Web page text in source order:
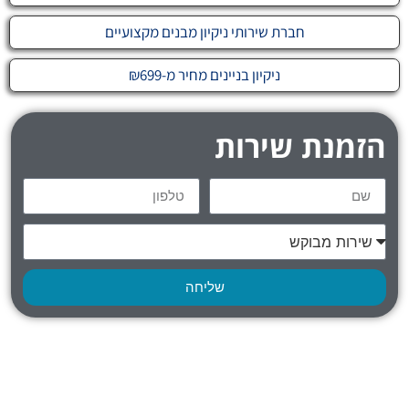
חברת שירותי ניקיון מבנים מקצועיים
ניקיון בניינים מחיר מ-₪699
הזמנת שירות
שליחה